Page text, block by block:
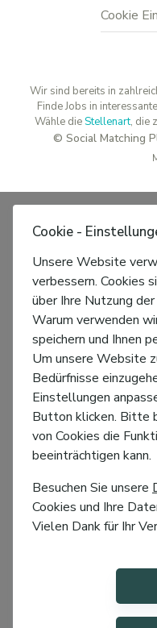
Cookie
Wir sind bereits in
Finde Jobs in
Wähle dieStellenart, die
© Social Matching
Cookie -
Unsere Website
verbessern. Cookies
über Ihre Nutzung
Warum verwenden
speichern und Ihnen
Um unsere Website
Bedürfnisse
Einstellungen
Button klicken. Bitte
von Cookies die
beeinträchtigen kann.
Besuchen Sie unsere
Cookies und Ihre
Vielen Dank für Ihr